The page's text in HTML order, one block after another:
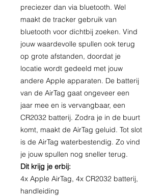
preciezer dan via bluetooth. Wel
maakt de tracker gebruik van
bluetooth voor dichtbij zoeken. Vind
jouw waardevolle spullen ook terug
op grote afstanden, doordat je
locatie wordt gedeeld met jouw
andere Apple apparaten. De batterij
van de AirTag gaat ongeveer een
jaar mee en is vervangbaar, een
CR2032 batterij. Zodra je in de buurt
komt, maakt de AirTag geluid. Tot slot
is de AirTag waterbestendig. Zo vind
je jouw spullen nog sneller terug.
Dit krijg je erbij:
4x Apple AirTag, 4x CR2032 batterij,
handleiding